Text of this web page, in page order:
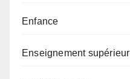
Enfance
Enseignement supérieur